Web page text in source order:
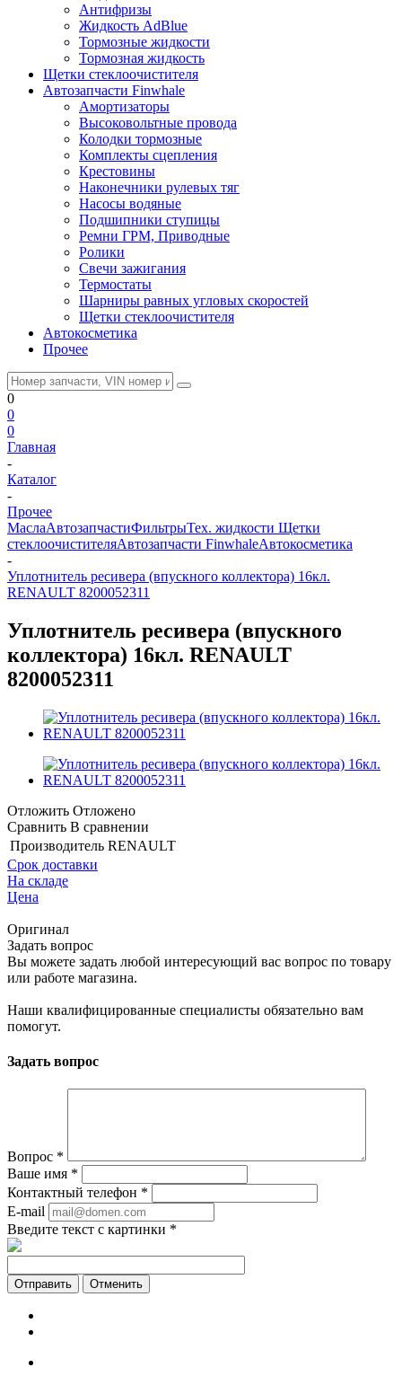
Антифризы
Жидкость AdBlue
Тормозные жидкости
Тормозная жидкость
Щетки стеклоочистителя
Автозапчасти Finwhale
Амортизаторы
Высоковольтные провода
Колодки тормозные
Комплекты сцепления
Крестовины
Наконечники рулевых тяг
Насосы водяные
Подшипники ступицы
Ремни ГРМ, Приводные
Ролики
Свечи зажигания
Термостаты
Шарниры равных угловых скоростей
Щетки стеклоочистителя
Автокосметика
Прочее
0
0
0
Главная
-
Каталог
-
Прочее
МаслаАвтозапчастиФильтрыТех. жидкости Щетки
стеклоочистителяАвтозапчасти FinwhaleАвтокосметика
-
Уплотнитель ресивера (впускного коллектора) 16кл.
RENAULT 8200052311
Уплотнитель ресивера (впускного
коллектора) 16кл. RENAULT
8200052311
Отложить Отложено
Сравнить В сравнении
Производитель RENAULT
Срок доставки
На складе
Цена
Оригинал
Задать вопрос
Вы можете задать любой интересующий вас вопрос по товару
или работе магазина.
Наши квалифицированные специалисты обязательно вам
помогут.
Задать вопрос
Вопрос *
Ваше имя *
Контактный телефон *
E-mail
Введите текст с картинки *
Отменить